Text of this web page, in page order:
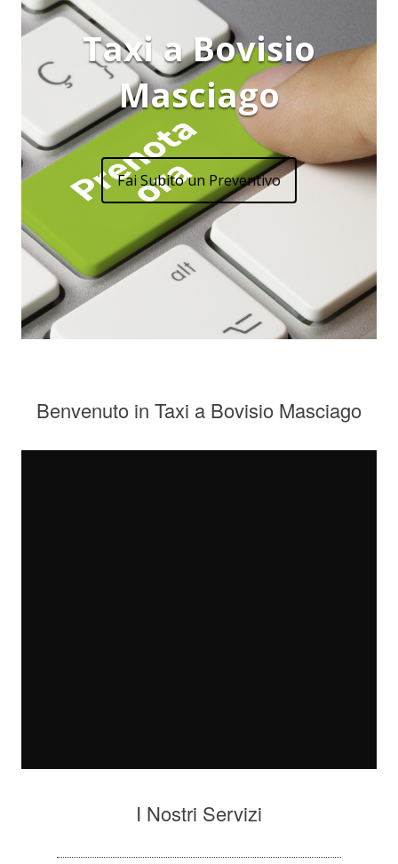
Taxi a Bovisio
Masciago
Fai Subito un Preventivo
Benvenuto in Taxi a Bovisio Masciago
I Nostri Servizi